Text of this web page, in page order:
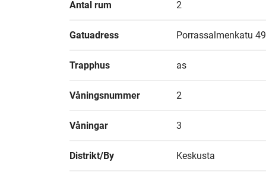
Antal rum 2
Gatuadress Porrassalmenkatu 49
Trapphus as
Våningsnummer 2
Våningar 3
Distrikt/By Keskusta